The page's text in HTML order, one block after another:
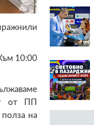
10:00
от ПП
на